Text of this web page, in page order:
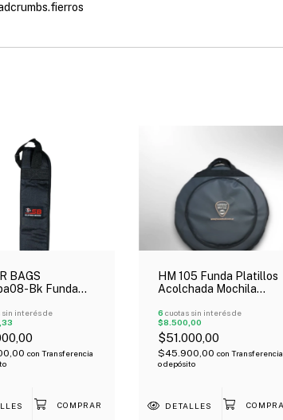
BAGS
Bk Funda
sin interés de
con Transferencia
HM 105 Funda Platillos
Acolchada Mochila
22"
6 cuotas sin interés de
$8.500,00
$51.000,00
$45.900,00 con Transferencia
o depósito
DETALLES